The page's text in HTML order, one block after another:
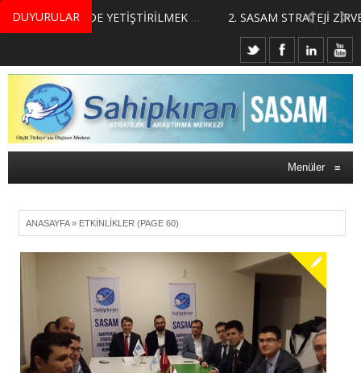
DUYURULAR
MERKEZİMİZ BÜNYESİNDE YETİŞTİRİLMEK ÜZERE GÖNÜLLÜ ÜLKE MASASI UZMANI VE UZMAN ADAYLARI ARIYORUZ 2. SASAM STRATEJİ ZİRVESİ KATILIMCILARI BELLİ OLDU
Menüler ≡
ANASAYFA» ETKİNLİKLER (PAGE 60)